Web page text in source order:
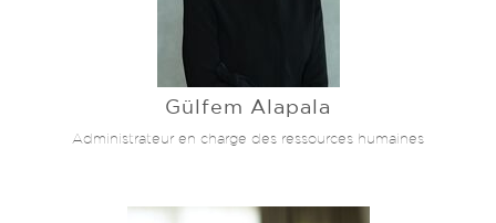
Gülfem Alapala
Administrateur en charge des ressources humaines